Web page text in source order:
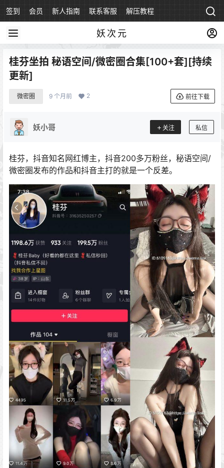
签到 会员 新人指南 联系客服 解压教程
妖次元
桂芬坐拍 秘语空间/微密圈合集[100+套][持续
更新]
微密圈 9 个月前 2 前往下载
妖小哥 关注 私信
桂芬，抖音知名网红博主，抖音200多万粉丝，秘语空间/
微密圈发布的作品和抖音主打的就是一个反差。